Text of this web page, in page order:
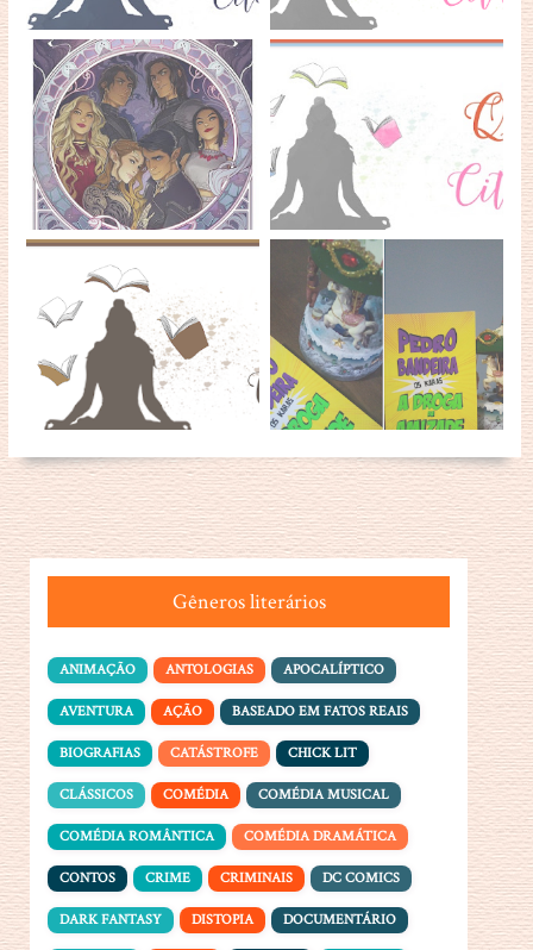
Gêneros literários
ANIMAÇÃO ANTOLOGIAS APOCALÍPTICO
AVENTURA AÇÃO BASEADO EM FATOS REAIS
BIOGRAFIAS CATÁSTROFE CHICK LIT
CLÁSSICOS COMÉDIA COMÉDIA MUSICAL
COMÉDIA ROMÂNTICA COMÉDIA DRAMÁTICA
CONTOS CRIME CRIMINAIS DC COMICS
DARK FANTASY DISTOPIA DOCUMENTÁRIO